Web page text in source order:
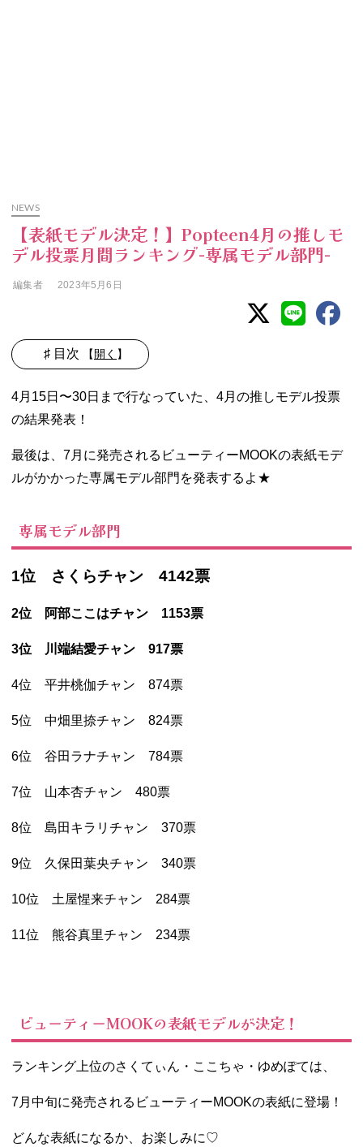
NEWS
【表紙モデル決定！】Popteen4月の推しモ
デル投票月間ランキング-専属モデル部門-
編集者 2023年5月6日
♯ 目次 【開く 】
門
02. ビューティー
デルが決定！
4月15日〜30日まで行なっていた、4月の推しモデル投票
の結果発表！
最後は、7月に発売されるビューティーMOOKの表紙モデ
ルがかかった専属モデル部門を発表するよ★
専属モデル部門
1位 さくらチャン 4142票
2位 阿部ここはチャン 1153票
3位 川端結愛チャン 917票
4位 平井桃伽チャン 874票
5位 中畑里捺チャン 824票
6位 谷田ラナチャン 784票
7位 山本杏チャン 480票
8位 島田キラリチャン 370票
9位 久保田葉央チャン 340票
10位 土屋惺来チャン 284票
11位 熊谷真里チャン 234票
ビューティーMOOKの表紙モデルが決定！
ランキング上位のさくてぃん・ここちゃ・ゆめぽては、
7月中旬に発売されるビューティーMOOKの表紙に登場！
どんな表紙になるか、お楽しみに♡